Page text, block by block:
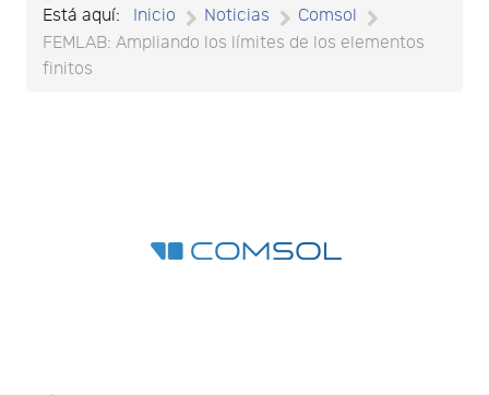
Está aquí: Inicio Noticias
Comsol
FEMLAB: Ampliando los límites de los elementos
finitos